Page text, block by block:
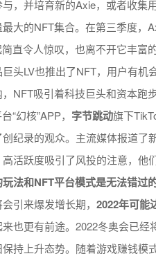
，并培育新的Axie，或者收集
大的NFT集合。在第三季度，
直令人惊叹，也离不开它丰富
头LV也推出了NFT，用户有
NFT吸引着科技巨头和资本跑
“幻核”APP， 字节跳动旗下
纪录的观众。主流媒体报道了
活跃度吸引了风投的注意，他
法和NFT平台模式是无法错过
引来爆发增长期， 2022年可能
也更有前途。2022冬奥会已经
持上升态势。随着游戏赚钱模